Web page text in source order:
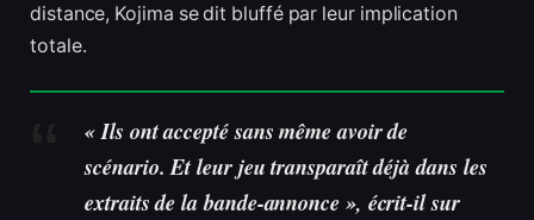
distance, Kojima se dit bluffé par leur implication
totale.
« Ils ont accepté sans même avoir de
scénario. Et leur jeu transparaît déjà dans les
extraits de la bande-annonce », écrit-il sur